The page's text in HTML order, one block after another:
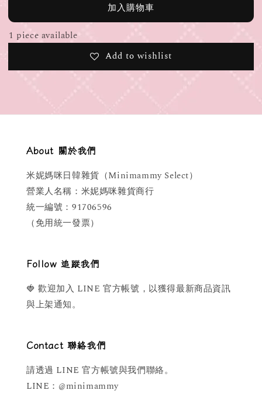
加入購物車
1 piece available
Add to wishlist
About 關於我們
米妮媽咪日韓雜貨（Minimammy Select）
營業人名稱：米妮媽咪雜貨商行
統一編號：91706596
（免用統一發票）
Follow 追蹤我們
🍓 歡迎加入 LINE 官方帳號，以獲得最新商品資訊
與上架通知。
Contact 聯絡我們
請透過 LINE 官方帳號與我們聯絡。
LINE：@minimammy